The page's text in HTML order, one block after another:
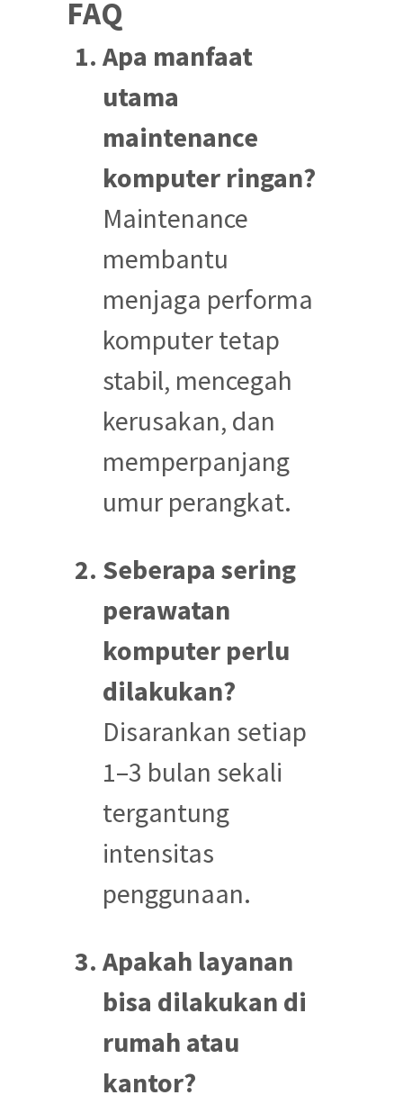
FAQ
Apa manfaat
utama
maintenance
komputer ringan?
Maintenance
membantu
menjaga performa
komputer tetap
stabil, mencegah
kerusakan, dan
memperpanjang
umur perangkat.
Seberapa sering
perawatan
komputer perlu
dilakukan?
Disarankan setiap
1–3 bulan sekali
tergantung
intensitas
penggunaan.
Apakah layanan
bisa dilakukan di
rumah atau
kantor?